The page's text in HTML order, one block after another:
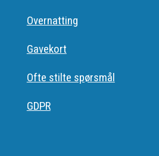
Overnatting
Gavekort
Ofte stilte spørsmål
GDPR